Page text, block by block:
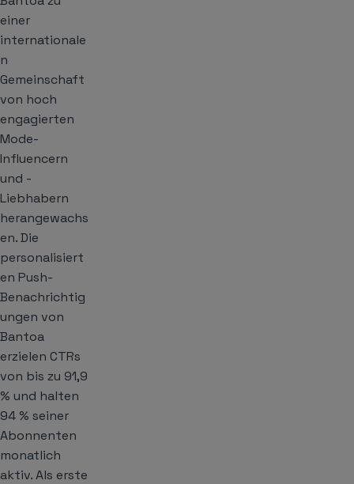
einer
internationale
n
Gemeinschaft
von hoch
engagierten
Mode-
Influencern
und -
Liebhabern
herangewachs
en. Die
personalisiert
en Push-
Benachrichtig
ungen von
Bantoa
erzielen CTRs
von bis zu 91,9
% und halten
94 % seiner
Abonnenten
monatlich
aktiv. Als erste